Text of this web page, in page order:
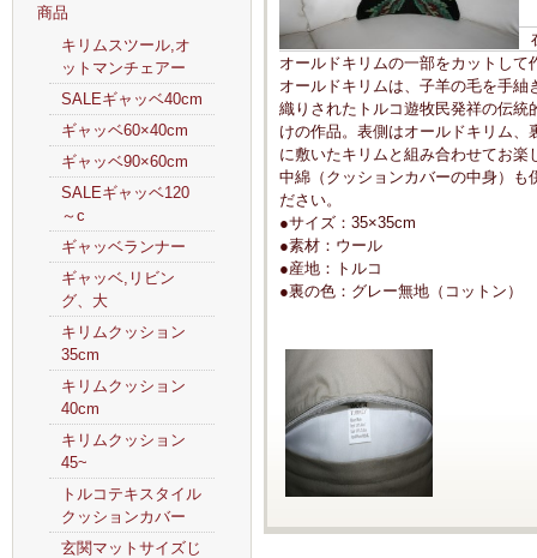
商品
キリムスツール,オ
ットマンチェアー
SALEギャッベ40cm
ギャッベ60×40cm
ギャッベ90×60cm
SALEギャッベ120
～c
ギャッベランナー
ギャッベ,リビン
グ、大
キリムクッション
35cm
キリムクッション
40cm
キリムクッション
45~
トルコテキスタイル
クッションカバー
玄関マットサイズじ
オールドキリムの一部をカットし
オールドキリムは、子羊の毛を手
織りされたトルコ遊牧民発祥の伝
けの作品。表側はオールドキリム
に敷いたキリムと組み合わせてお楽
中綿（クッションカバーの中身）も
ださい。
●サイズ：35×35cm
●素材：ウール
●産地：トルコ
●裏の色：グレー無地（コットン）